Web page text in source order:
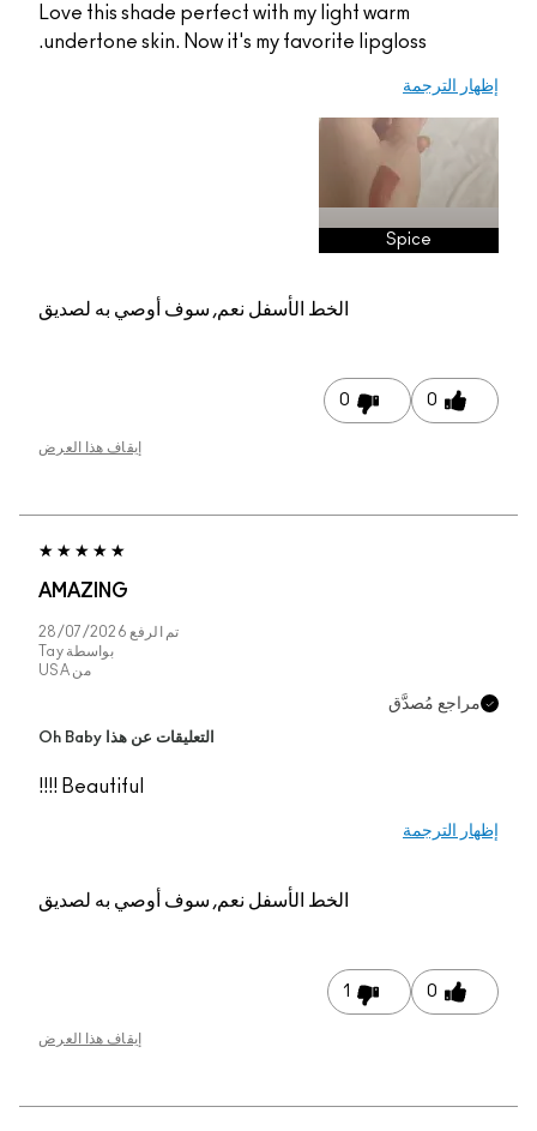
Love this shade perfect with my light warm
undertone skin. Now it's my favorite lipgloss.
إظهار الترجمة
Spice
الخط الأسفلنعم, سوف أوصي به لصديق
0
0
إيقاف هذا العرض
AMAZING
تم الرفع 28/07/2026
بواسطة Tay
من USA
مراجع مُصدَّق
التعليقات عن هذا Oh Baby
Beautiful !!!!
إظهار الترجمة
الخط الأسفلنعم, سوف أوصي به لصديق
0
1
إيقاف هذا العرض